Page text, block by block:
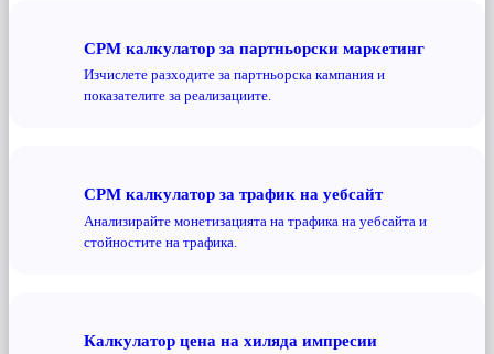
CPM калкулатор за партньорски маркетинг
Изчислете разходите за партньорска кампания и
показателите за реализациите.
CPM калкулатор за трафик на уебсайт
Анализирайте монетизацията на трафика на уебсайта и
стойностите на трафика.
Калкулатор цена на хиляда импресии